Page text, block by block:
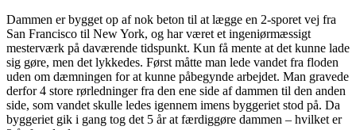
Dammen er bygget op af nok beton til at lægge en 2-sporet vej fra
San Francisco til New York, og har været et ingeniørmæssigt
mesterværk på daværende tidspunkt. Kun få mente at det kunne lade
sig gøre, men det lykkedes. Først måtte man lede vandet fra floden
uden om dæmningen for at kunne påbegynde arbejdet. Man gravede
derfor 4 store rørledninger fra den ene side af dammen til den anden
side, som vandet skulle ledes igennem imens byggeriet stod på. Da
byggeriet gik i gang tog det 5 år at færdiggøre dammen – hvilket er